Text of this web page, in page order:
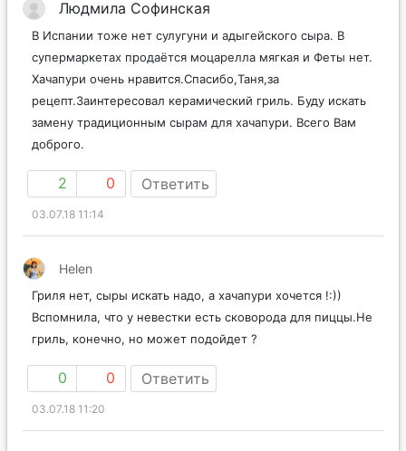
Людмила Софинская
В Испании тоже нет сулугуни и адыгейского сыра. В
супермаркетах продаётся моцарелла мягкая и Феты нет.
Хачапури очень нравится.Спасибо,Таня,за
рецепт.Заинтересовал керамический гриль. Буду искать
замену традиционным сырам для хачапури. Всего Вам
доброго.
2 0 Ответить
03.07.18 11:14
Helen
Гриля нет, сыры искать надо, а хачапури хочется !:))
Вспомнила, что у невестки есть сковорода для пиццы.Не
гриль, конечно, но может подойдет ?
0 0 Ответить
03.07.18 11:20